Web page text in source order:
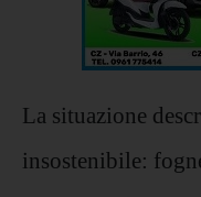
La situazione
insostenibile: